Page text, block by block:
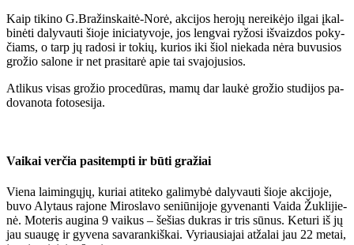
Kaip ti­ki­no G.Bra­žins­kai­tė-No­rė, ak­ci­jos he­ro­jų ne­rei­kė­jo il­gai įkal­
bi­nė­ti da­ly­vau­ti šio­je ini­cia­ty­vo­je, jos leng­vai ry­žo­si iš­vaiz­dos po­ky­
čiams, o tarp jų ra­do­si ir to­kių, ku­rios iki šiol nie­ka­da nė­ra bu­vu­sios
gro­žio sa­lo­ne ir net pra­si­ta­rė apie tai sva­jo­ju­sios.
At­li­kus vi­sas gro­žio pro­ce­dū­ras, ma­mų dar lau­kė gro­žio stu­di­jos pa­
do­va­no­ta fo­to­se­si­ja.
Vai­kai ver­čia pa­si­temp­ti ir bū­ti gra­žiai
Vie­na lai­min­gų­jų, ku­riai ati­te­ko ga­li­my­bė da­ly­vau­ti šio­je ak­ci­jo­je,
bu­vo Aly­taus ra­jo­ne Mi­ros­la­vo se­niū­ni­jo­je gy­ve­nan­ti Vai­da Žuk­li­jie­
nė. Mo­te­ris au­gi­na 9 vai­kus – še­šias duk­ras ir tris sū­nus. Ke­tu­ri iš jų
jau su­au­gę ir gy­ve­na sa­va­ran­kiš­kai. Vy­riau­sia­jai at­ža­lai jau 22 me­tai,